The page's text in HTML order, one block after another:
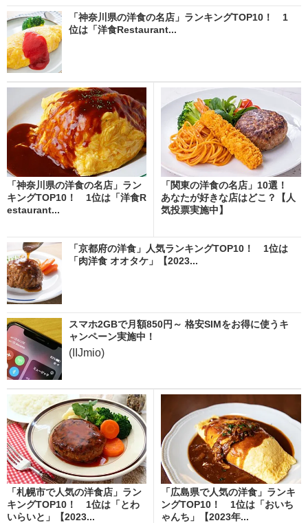
「神奈川県の洋食の名店」ランキングTOP10！ 1
位は「洋食Restaurant...
「神奈川県の洋食の名店」ラン
キングTOP10！ 1位は「洋食R
estaurant...
「関東の洋食の名店」10選！
あなたが好きな店はどこ？【人
気投票実施中】
「京都府の洋食」人気ランキングTOP10！ 1位は
「肉洋食 オオタケ」【2023...
スマホ2GBで月額850円～ 格安SIMをお得に使うキ
ャンペーン実施中！
(IIJmio)
「札幌市で人気の洋食店」ラン
キングTOP10！ 1位は「とわ
いらいと」【2023...
「広島県で人気の洋食」ランキ
ングTOP10！ 1位は「おいち
ゃんち」【2023年...